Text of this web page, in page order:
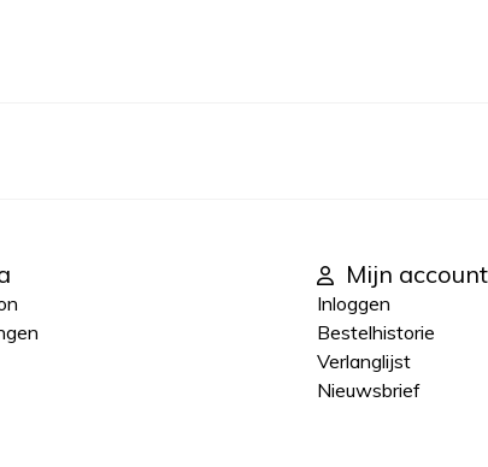
Mijn account
Inloggen
Bestelhistorie
Verlanglijst
Nieuwsbrief